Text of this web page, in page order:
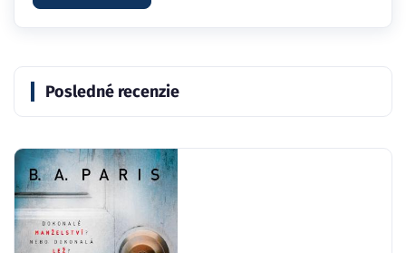
Posledné recenzie